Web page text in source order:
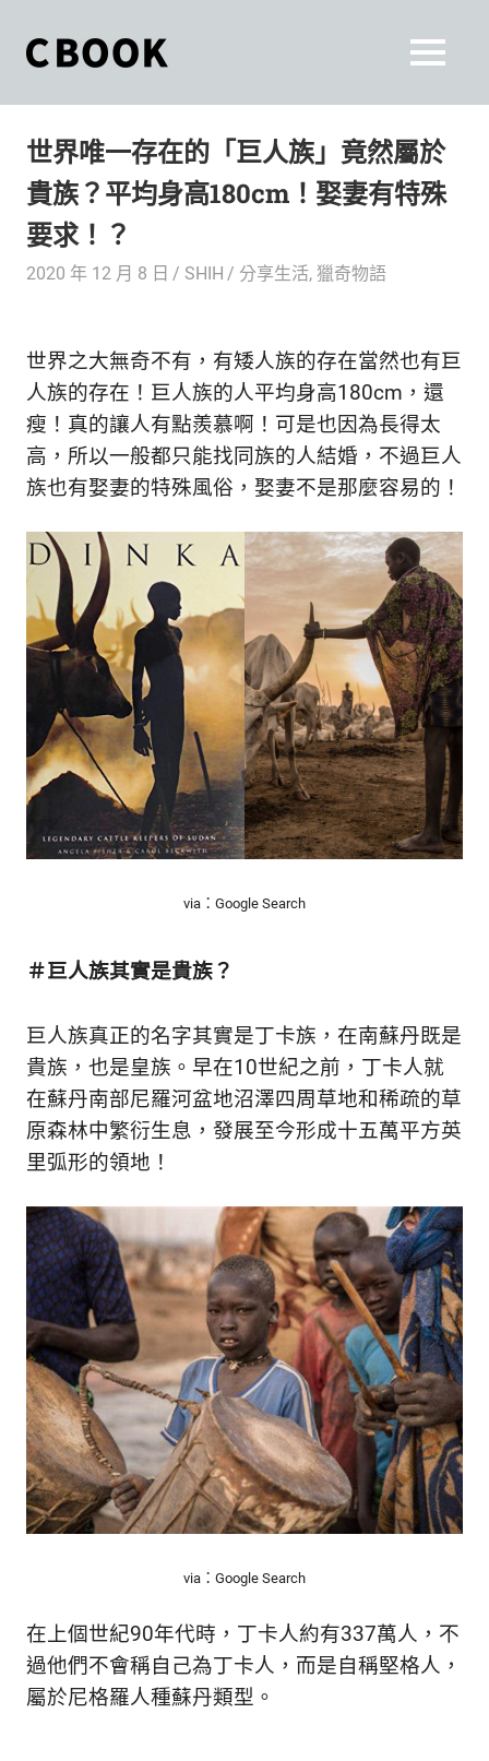
content
和
你
一
起
出
自
己
的
生
態
度
World.」
是
一
本
最
妳
生
活
的
雜
誌。
精
采
豐
富
時
流、
生
活
旅
兩
奇
內
容，
讓
獨
一
無
的
你
和
CBOOK
一
起
找
到
專
屬
的
生
活
態
MENU
世界唯一存在的「巨人族」竟然屬於
貴族？平均身高180cm！娶妻有特殊
要求！？
2020 年 12 月 8 日 SHIH 分享生活,獵奇物語
世界之大無奇不有，有矮人族的存在當然也有巨
人族的存在！巨人族的人平均身高180cm，還
瘦！真的讓人有點羨慕啊！可是也因為長得太
高，所以一般都只能找同族的人結婚，不過巨人
族也有娶妻的特殊風俗，娶妻不是那麼容易的！
via：Google Search
＃巨人族其實是貴族？
巨人族真正的名字其實是丁卡族，在南蘇丹既是
貴族，也是皇族。早在10世紀之前，丁卡人就
在蘇丹南部尼羅河盆地沼澤四周草地和稀疏的草
原森林中繁衍生息，發展至今形成十五萬平方英
里弧形的領地！
via：Google Search
在上個世紀90年代時，丁卡人約有337萬人，不
過他們不會稱自己為丁卡人，而是自稱堅格人，
屬於尼格羅人種蘇丹類型。